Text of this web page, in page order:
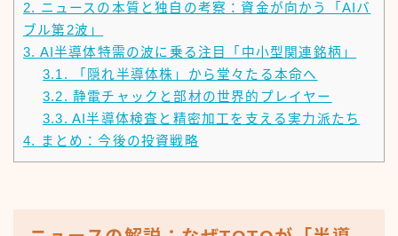
2. ニュースの本質と独自の考察：資金が向かう「AIバ
ブル第2波」
3. AI半導体特需の波に乗る注目「中小型関連銘柄」
3.1.
「隠れ半導体株」から堂々たる本命へ
3.2. 静電チャックと部材の世界的プレイヤー
3.3. AI半導体検査と精密加工を支える実力派たち
4.
まとめ：今後の投資戦略